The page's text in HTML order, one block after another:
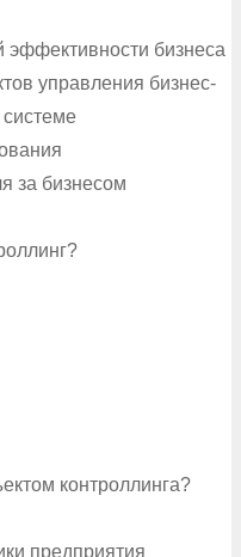
эффективности бизнеса
управления бизнес-
за бизнесом
контроллинга?
предприятия